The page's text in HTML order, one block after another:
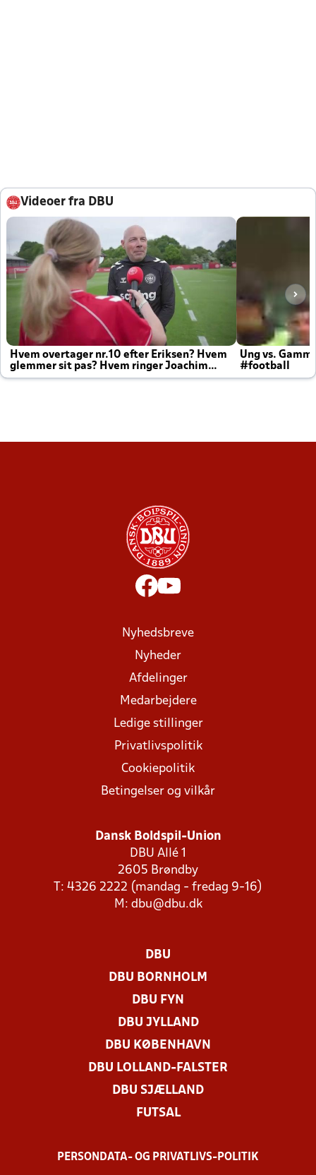
Videoer fra DBU
Hvem overtager nr.10 efter Eriksen? Hvem
glemmer sit pas? Hvem ringer Joachim
altid til efter kampe?
Ung vs.
#football
Nyhedsbreve
Nyheder
Afdelinger
Medarbejdere
Ledige stillinger
Privatlivspolitik
Cookiepolitik
Betingelser og vilkår
Dansk Boldspil-Union
DBU Allé 1
2605 Brøndby
T: 4326 2222 (mandag - fredag 9-16)
M: dbu@dbu.dk
DBU
DBU BORNHOLM
DBU FYN
DBU JYLLAND
DBU KØBENHAVN
DBU LOLLAND-FALSTER
DBU SJÆLLAND
FUTSAL
PERSONDATA- OG PRIVATLIVS-POLITIK